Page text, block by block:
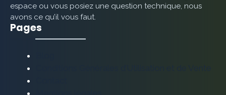
espace ou vous posiez une question technique, nous
avons ce qu’il vous faut.
Pages